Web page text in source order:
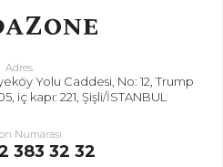
Adres
Yolu Caddesi, No: 12, Trump
iç kapı: 221, Şişli/İSTANBUL
Numarası
383 32 32